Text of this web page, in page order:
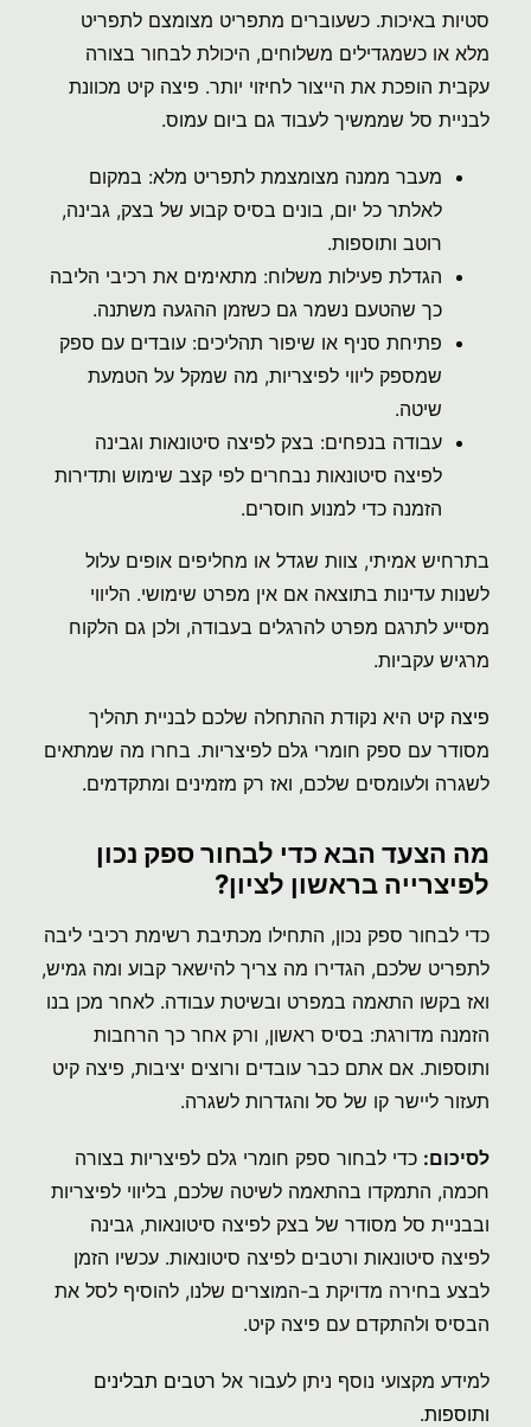
סטיות באיכות. כשעוברים מתפריט מצומצם לתפריט
מלא או כשמגדילים משלוחים, היכולת לבחור בצורה
עקבית הופכת את הייצור לחיזוי יותר. פיצה קיט מכוונת
לבניית סל שממשיך לעבוד גם ביום עמוס.
מעבר ממנה מצומצמת לתפריט מלא: במקום
לאלתר כל יום, בונים בסיס קבוע של בצק, גבינה,
רוטב ותוספות.
הגדלת פעילות משלוח: מתאימים את רכיבי הליבה
כך שהטעם נשמר גם כשזמן ההגעה משתנה.
פתיחת סניף או שיפור תהליכים: עובדים עם ספק
שמספק ליווי לפיצריות, מה שמקל על הטמעת
שיטה.
עבודה בנפחים: בצק לפיצה סיטונאות וגבינה
לפיצה סיטונאות נבחרים לפי קצב שימוש ותדירות
הזמנה כדי למנוע חוסרים.
בתרחיש אמיתי, צוות שגדל או מחליפים אופים עלול
לשנות עדינות בתוצאה אם אין מפרט שימושי. הליווי
מסייע לתרגם מפרט להרגלים בעבודה, ולכן גם הלקוח
מרגיש עקביות.
פיצה קיט היא נקודת ההתחלה שלכם לבניית תהליך
מסודר עם ספק חומרי גלם לפיצריות. בחרו מה שמתאים
לשגרה ולעומסים שלכם, ואז רק מזמינים ומתקדמים.
מה הצעד הבא כדי לבחור ספק נכון
לפיצרייה בראשון לציון?
כדי לבחור ספק נכון, התחילו מכתיבת רשימת רכיבי ליבה
לתפריט שלכם, הגדירו מה צריך להישאר קבוע ומה גמיש,
ואז בקשו התאמה במפרט ובשיטת עבודה. לאחר מכן בנו
הזמנה מדורגת: בסיס ראשון, ורק אחר כך הרחבות
ותוספות. אם אתם כבר עובדים ורוצים יציבות, פיצה קיט
תעזור ליישר קו של סל והגדרות לשגרה.
לסיכום: כדי לבחור ספק חומרי גלם לפיצריות בצורה
חכמה, התמקדו בהתאמה לשיטה שלכם, בליווי לפיצריות
ובבניית סל מסודר של בצק לפיצה סיטונאות, גבינה
לפיצה סיטונאות ורטבים לפיצה סיטונאות. עכשיו הזמן
לבצע בחירה מדויקת ב-המוצרים שלנו, להוסיף לסל את
הבסיס ולהתקדם עם פיצה קיט.
למידע מקצועי נוסף ניתן לעבור אל רטבים תבלינים
ותוספות.